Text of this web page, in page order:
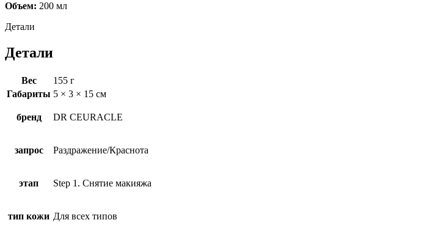
Объем: 200 мл
Детали
Детали
Вес
155 г
Габариты 5 × 3 × 15 см
бренд DR CEURACLE
запрос Раздражение/Краснота
этап Step 1. Снятие макияжа
тип кожи Для всех типов